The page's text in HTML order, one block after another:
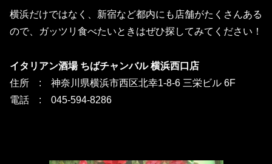
横浜だけではなく、新宿など都内にも店舗がたくさんある
ので、ガッツリ食べたいときはぜひ探してみてください！
イタリアン酒場 ちばチャンバル 横浜西口店
住所 : 神奈川県横浜市西区北幸1-8-6 三栄ビル 6F
電話 : 045-594-8286